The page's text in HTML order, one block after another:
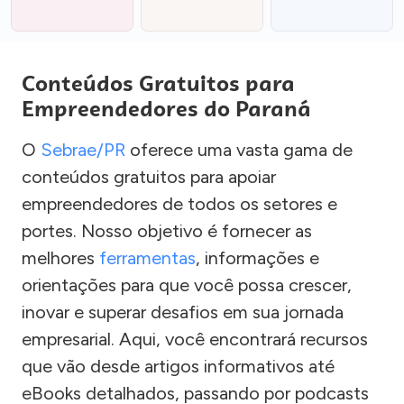
Conteúdos Gratuitos para
Empreendedores do Paraná
O Sebrae/PR oferece uma vasta gama de
conteúdos gratuitos para apoiar
empreendedores de todos os setores e
portes. Nosso objetivo é fornecer as
melhores ferramentas, informações e
orientações para que você possa crescer,
inovar e superar desafios em sua jornada
empresarial. Aqui, você encontrará recursos
que vão desde artigos informativos até
eBooks detalhados, passando por podcasts